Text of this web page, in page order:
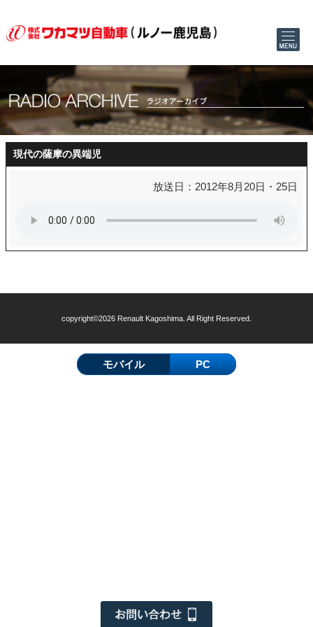
現代の薩摩の異端児
放送日：2012年8月20日・25日
copyright©2026 Renault Kagoshima. All Right Reserved.
モバイル PC